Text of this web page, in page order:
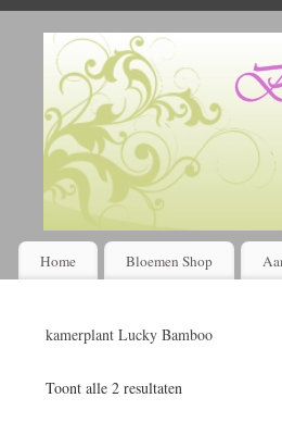
Home Bloemen Shop
kamerplant Lucky Bamboo
Toont alle 2 resultaten